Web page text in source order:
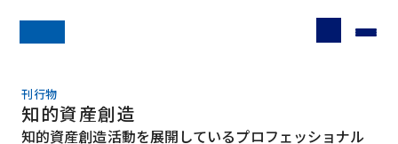
刊行物
知的資産創造
知的資産創造活動を展開しているプロフェッショナル